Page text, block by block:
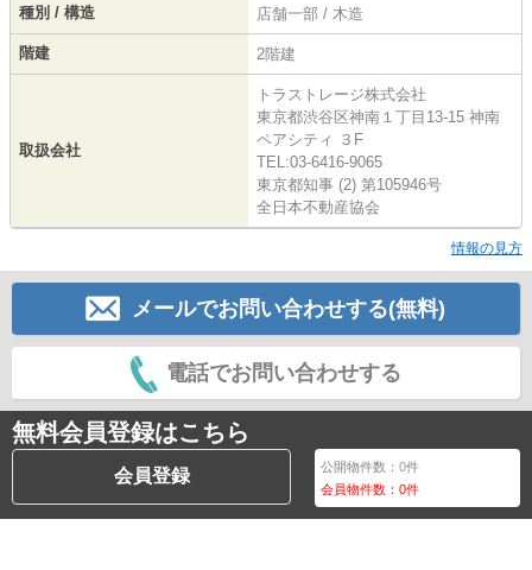
種別 / 構造 店舗一部 / 木造
階建 2階建
取扱会社
トラストレージ株式会社
東京都渋谷区神南１丁目13-15 神南
ペアシティ ３F
TEL:03-6416-9065
東京都知事 (2) 第105946号
全日本不動産協会
情報の見方
メールでお問い合わせする(無料)
電話でお問い合わせする
無料会員登録はこちら
会員登録 公開物件数：0件
会員物件数：0件